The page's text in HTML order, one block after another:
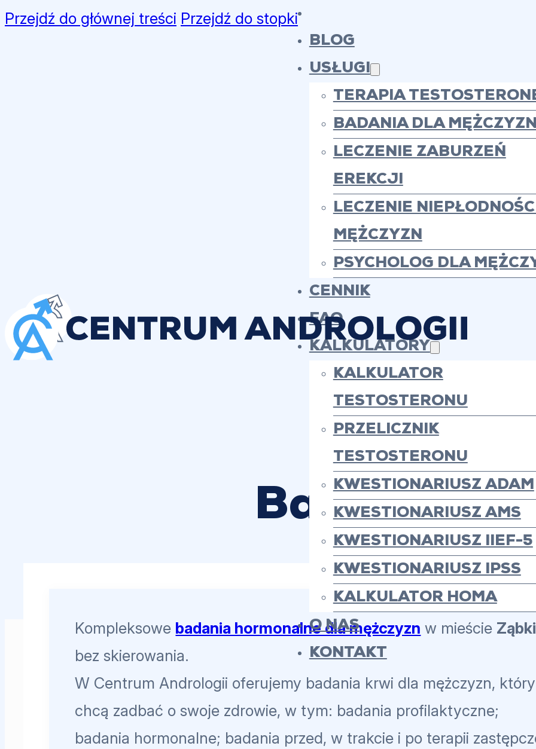
Przejdź do głównej treści Przejdź do stopki
BLOG
USŁUGI
TERAPIA
BADANIA DLA
LECZENIE ZABURZEŃ
EREKCJI
LECZENIE
MĘŻCZYZN
PSYCHOLOG DLA
CENNIK
FAQ
KALKULATORY
KALKULATOR
TESTOSTERONU
PRZELICZNIK
TESTOSTERONU
KWESTIONARIUSZ ADAM
KWESTIONARIUSZ AMS
KWESTIONARIUSZ IIEF-5
KWESTIONARIUSZ IPSS
KALKULATOR HOMA
O NAS
KONTAKT
Badania
Kompleksowe badania hormonalne dla mężczyzn w mieście Ząbki
bez skierowania.
W Centrum Andrologii oferujemy badania krwi dla mężczyzn, który
chcą zadbać o swoje zdrowie, w tym: badania profilaktyczne;
badania hormonalne; badania przed, w trakcie i po terapii